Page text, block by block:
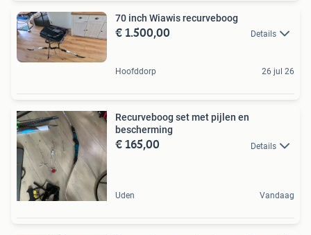
70 inch Wiawis recurveboog
€ 1.500,00 Details
Hoofddorp 26 jul 26
Recurveboog set met pijlen en
bescherming
€ 165,00 Details
Uden Vandaag